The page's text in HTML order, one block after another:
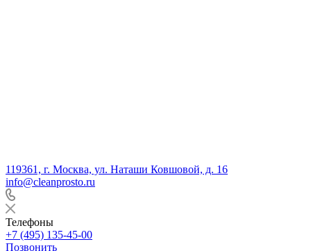
119361, г. Москва, ул. Наташи Ковшовой, д. 16
info@cleanprosto.ru
Телефоны
+7 (495) 135-45-00
Позвонить